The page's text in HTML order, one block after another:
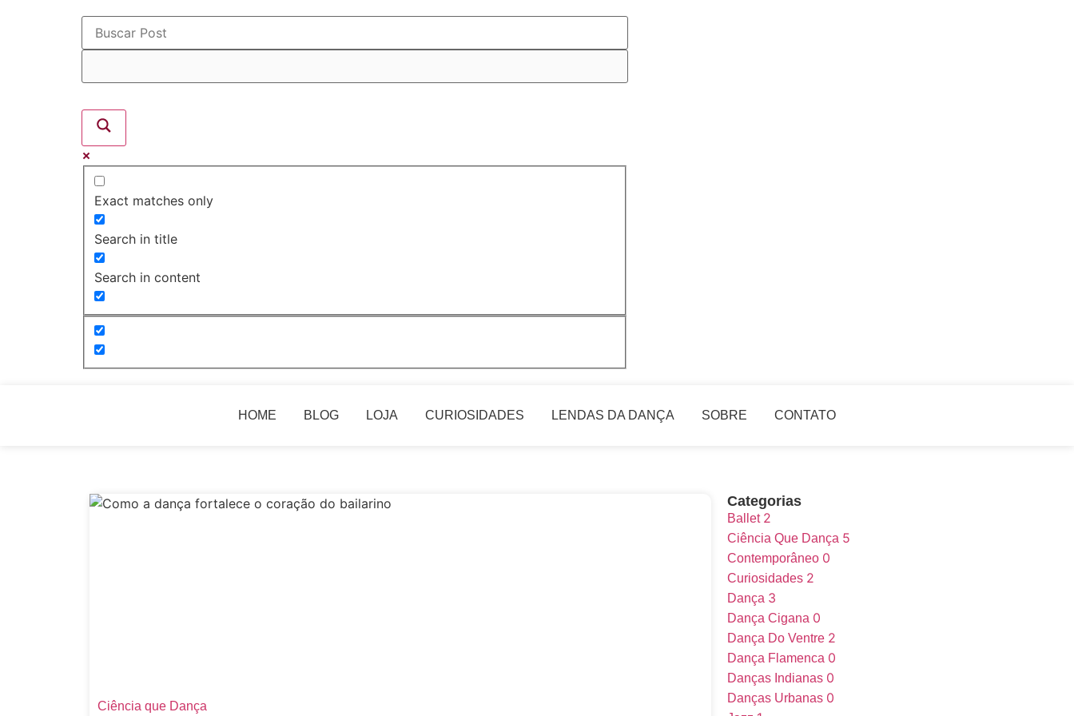
Exact matches only
Search in title
Search in content
HOME BLOG LOJA CURIOSIDADES LENDAS DA DANÇA SOBRE CONTATO
Ciência que Dança
Categorias
Ballet 2
Ciência Que Dança 5
Contemporâneo 0
Curiosidades 2
Dança 3
Dança Cigana 0
Dança Do Ventre 2
Dança Flamenca 0
Danças Indianas 0
Danças Urbanas 0